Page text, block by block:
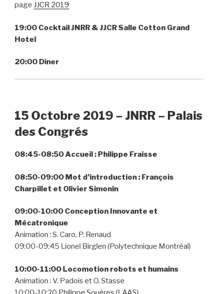
page JJCR 2019
19:00 Cocktail JNRR & JJCR Salle Cotton Grand
Hotel
20:00 Diner
15 Octobre 2019 – JNRR – Palais
des Congrés
08:45-08:50 Accueil : Philippe Fraisse
08:50-09:00 Mot d’introduction : François
Charpillet et Olivier Simonin
09:00-10:00 Conception Innovante et
Mécatronique
Animation : S. Caro, P. Renaud
09:00-09:45 Lionel Birglen (Polytechnique Montréal)
10:00-11:00 Locomotion robots et humains
Animation : V. Padois et O. Stasse